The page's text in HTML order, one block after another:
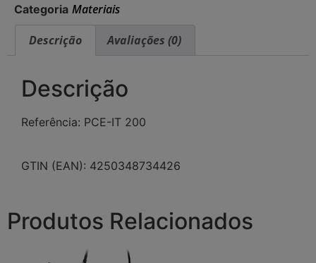
Categoria Materiais
Descrição
Avaliações (0)
Descrição
Referência: PCE-IT 200
GTIN (EAN): 4250348734426
Produtos Relacionados